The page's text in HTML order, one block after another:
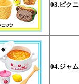
03.ピク
04.ジャ